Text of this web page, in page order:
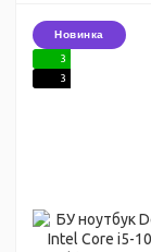
Новинка
3
3